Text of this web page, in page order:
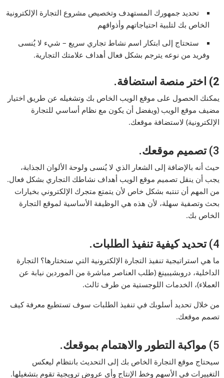
تحديد جمهورك المستهدف وتخصيص مشروع التجارة الإلكترونية
الخاص بك لتلبية احتياجاتهم وأذواقهم
ستحتاج إلى ابتكار اسم نشاط تجاري سريع – شيء لا يُنسى
وفريد من نوعه يترجم بشكل فعال أهداف علامتك التجارية.
2) اختر منصة استضافة.
يمكنك الحصول على موقع الويب الخاص بك وتشغيله عن طريق اختيار
مضيف موقع الويب (ويفضل أن يكون مع نظام أساسي للتجارة
الإلكترونية) لاستضافة موقعك.
3) تصميم موقعك.
حيث أنه بالإضافة إلى الشعار الذي لا يُنسى ولوحة الألوان الجذابة،
يجب أن ينقل تصميم موقع الويب أهداف نشاطك التجاري بشكل فعال.
من المهم أن تنتبه بشكل خاص لأن يتمتع متجرك الإلكتروني بخيارات
بحث وتصفية سهلة، لأن هذه هي الوظيفة الأساسية لموقع التجارة
الخاص بك.
4) تحديد كيفية تنفيذ الطلبات.
ما هي استراتيجية تنفيذ التجارة الإلكترونية التي ستختارها؟ التجارة
الداخلية، دروبشيبينغ (طلب العناصر مباشرة من الموردين نيابة عن
العملاء)، الخدمات اللوجستية من طرف ثالث.
من خلال تحديد أسلوبك في تنفيذ الطلبات سوف تستطيع معرفة كيف
تصمم موقعك.
5) مواكبة التطور والاهتمام بموقعك.
سيحتاج موقع التجارة الخاص بك إلى التحديث بانتظام ليعكس
التغييرات في الأسهم وخط الإنتاج وأي عروض ترويجية تقوم بتشغيلها.